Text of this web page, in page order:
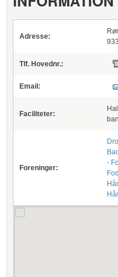
Adresse:
Tlf. Hovednr.:
Email:
Faciliteter:
Foreninger:
-